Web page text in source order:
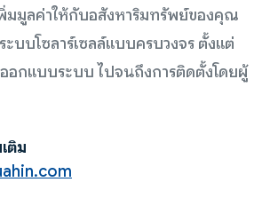
มมูลค่าให้กับอสังหาริมทรัพย์ของคุณ
ะบบโซลาร์เซลล์แบบครบวงจร ตั้งแต่
อกแบบระบบ ไปจนถึงการติดตั้งโดยผู้
ติม